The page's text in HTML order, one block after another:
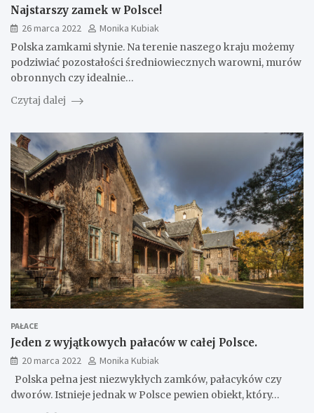
Najstarszy zamek w Polsce!
26 marca 2022
Monika Kubiak
Polska zamkami słynie. Na terenie naszego kraju możemy
podziwiać pozostałości średniowiecznych warowni, murów
obronnych czy idealnie…
Czytaj dalej
PAŁACE
Jeden z wyjątkowych pałaców w całej Polsce.
20 marca 2022
Monika Kubiak
Polska pełna jest niezwykłych zamków, pałacyków czy
dworów. Istnieje jednak w Polsce pewien obiekt, który…